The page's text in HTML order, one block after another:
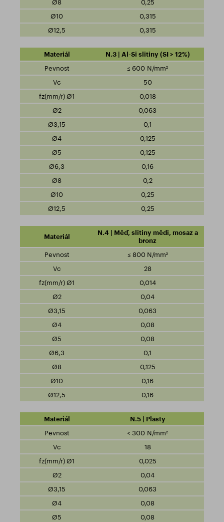
0,25
0,315
0,315
N.3 | Al-Si slitiny (SI > 12%)
≤ 600 N/mm²
50
0,018
0,063
0,1
0,125
0,125
0,16
0,2
0,25
0,25
N.4 | Měď, slitiny mědi, mosaz a
bronz
≤ 800 N/mm²
28
0,014
0,04
0,063
0,08
0,08
0,1
0,125
0,16
0,16
N.5 | Plasty
< 300 N/mm²
18
0,025
0,04
0,063
0,08
0,08